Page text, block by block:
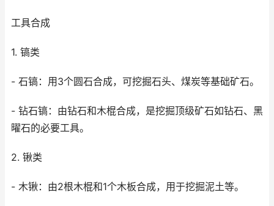
工具合成
1. 镐类
- 石镐：用3个圆石合成，可挖掘石头、煤炭等基础矿石。
- 钻石镐：由钻石和木棍合成，是挖掘顶级矿石如钻石、黑
曜石的必要工具。
2. 锹类
- 木锹：由2根木棍和1个木板合成，用于挖掘泥土等。